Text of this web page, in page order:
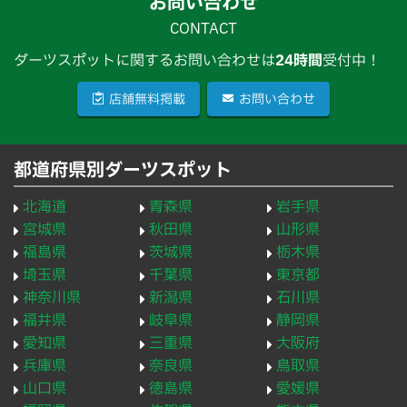
CONTACT
ダーツスポットに関するお問い合わせは24時間受付中！
店舗無料掲載 お問い合わせ
都道府県別ダーツスポット
北海道 青森県
岩手県
宮城県
秋田県
山形県
福島県
茨城県
栃木県
埼玉県
千葉県
東京都
神奈川県
新潟県
石川県
福井県
岐阜県
静岡県
愛知県
三重県
大阪府
兵庫県
奈良県
鳥取県
山口県
徳島県
愛媛県